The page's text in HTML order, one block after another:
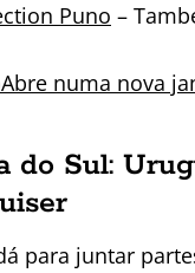
Puno –
numa nova
do Sul:
para juntar